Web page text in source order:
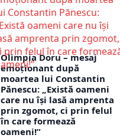
Olimpia Doru – mesaj
emoționant după
moartea lui Constantin
Pănescu: „Există oameni
care nu își lasă amprenta
prin zgomot, ci prin felul
în care formează
oameni!”